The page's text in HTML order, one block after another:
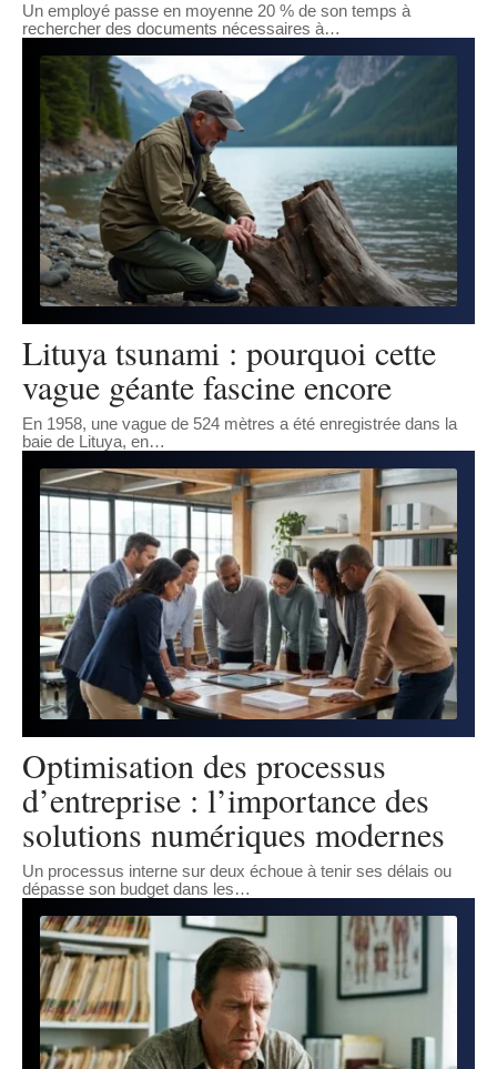
Un employé passe en moyenne 20 % de son temps à
rechercher des documents nécessaires à…
Lituya tsunami : pourquoi cette
vague géante fascine encore
En 1958, une vague de 524 mètres a été enregistrée dans la
baie de Lituya, en…
Optimisation des processus
d’entreprise : l’importance des
solutions numériques modernes
Un processus interne sur deux échoue à tenir ses délais ou
dépasse son budget dans les…